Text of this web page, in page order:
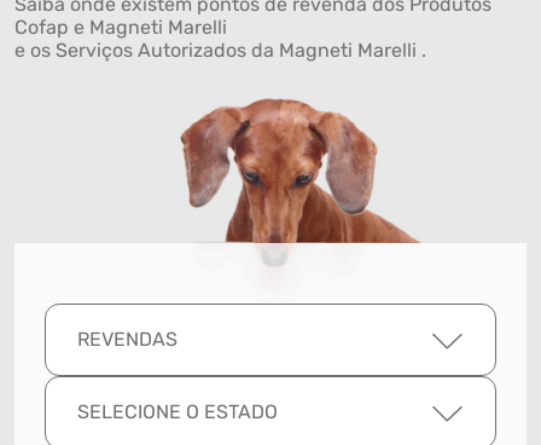
Saiba onde existem pontos de revenda dos Produtos
Cofap e Magneti Marelli
e os Serviços Autorizados da Magneti Marelli .
REVENDAS
SELECIONE O ESTADO